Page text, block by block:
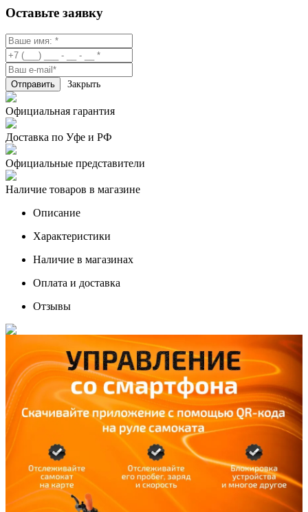
Оставьте заявку
Закрыть
Официальная гарантия
Доставка по Уфе и РФ
Официальные представители
Наличие товаров в магазине
Описание
Характеристики
Наличие в магазинах
Оплата и доставка
Отзывы